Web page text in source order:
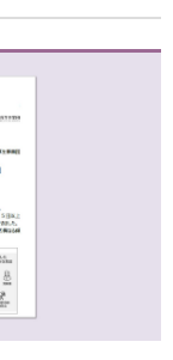
アクティブブレ